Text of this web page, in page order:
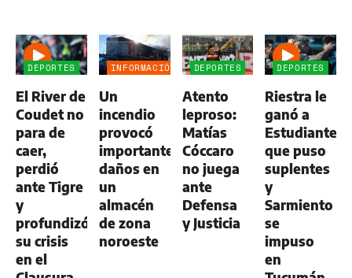
DEPORTES
El River de
Coudet no
para de
caer,
perdió
ante Tigre
y
profundizó
su crisis
en el
INFORMACIÓN
Un
incendio
provocó
importantes
daños en
un
almacén
de zona
noroeste
DEPORTES
Atento
leproso:
Matías
Cóccaro
no juega
ante
Defensa
y Justicia
DEPORTES
Riestra le
ganó a
Estudiantes,
que puso
suplentes
y
Sarmiento
se
impuso
en